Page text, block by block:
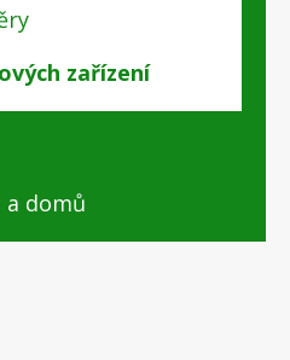
zařízení
a domů